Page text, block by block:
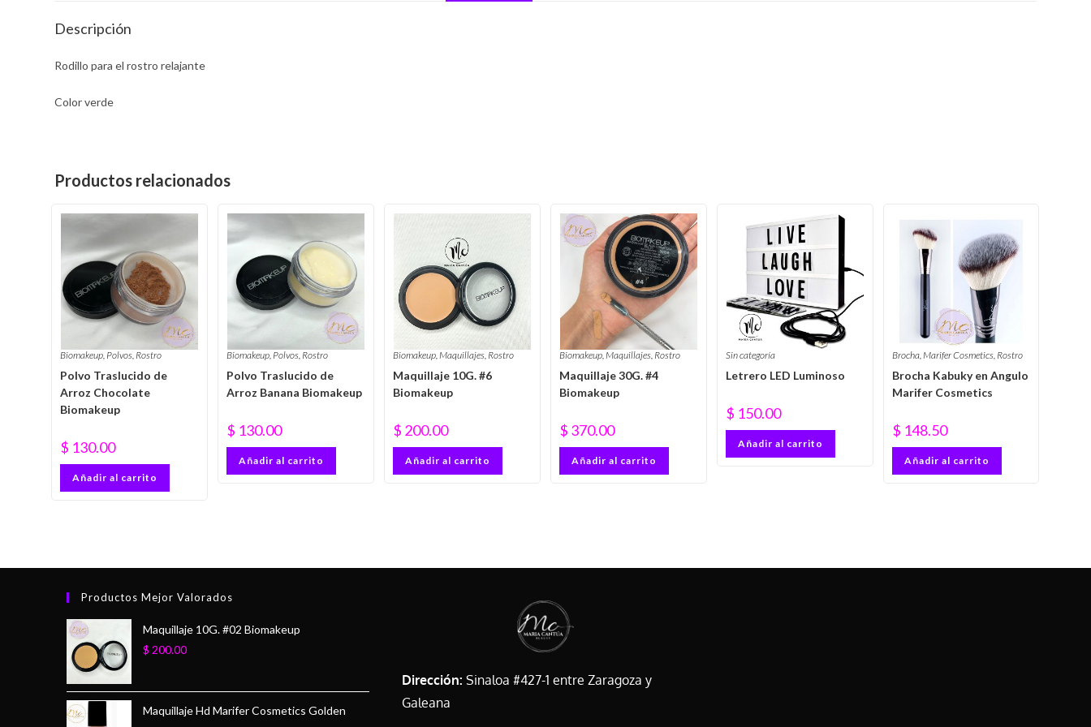
Descripción
Rodillo para el rostro relajante
Color verde
Productos relacionados
Biomakeup, Polvos, Rostro
Polvo Traslucido de
Arroz Chocolate
Biomakeup
$ 130.00
Añadir al carrito
Biomakeup, Polvos, Rostro
Polvo Traslucido de
Arroz Banana Biomakeup
$ 130.00
Añadir al carrito
Biomakeup,Maquillajes, Rostro
Maquillaje 10G. #6
Biomakeup
$ 200.00
Añadir al carrito
Biomakeup,Maquillajes, Rostro
Maquillaje 30G. #4
Biomakeup
$ 370.00
Añadir al carrito
Sin categoría
Letrero LED Luminoso
$ 150.00
Añadir al carrito
Brocha,Marifer Cosmetics, Rostro
Brocha Kabuky en Angulo
Marifer Cosmetics
$ 148.50
Añadir al carrito
Productos Mejor Valorados
Maquillaje 10G. #02 Biomakeup
$ 200.00
Maquillaje Hd Marifer Cosmetics Golden
Dirección: Sinaloa #427-1 entre Zaragoza y
Galeana